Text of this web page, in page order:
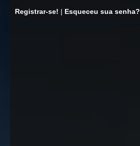
Registrar-se! | Esqueceu sua senha?